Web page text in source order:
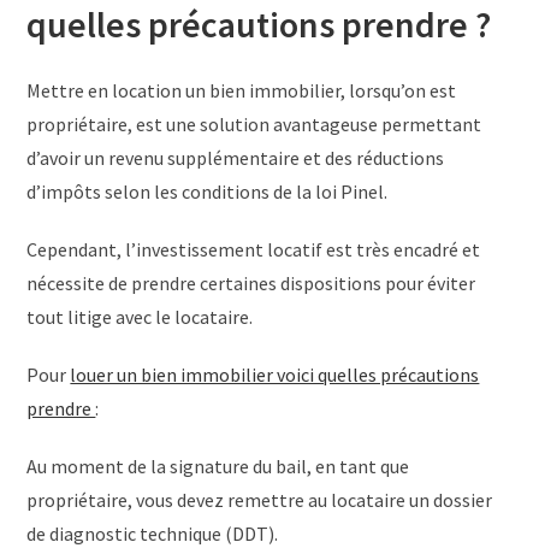
quelles précautions prendre ?
Mettre en location un bien immobilier, lorsqu’on est
propriétaire, est une solution avantageuse permettant
d’avoir un revenu supplémentaire et des réductions
d’impôts selon les conditions de la loi Pinel.
Cependant, l’investissement locatif est très encadré et
nécessite de prendre certaines dispositions pour éviter
tout litige avec le locataire.
Pour louer un bien immobilier voici quelles précautions
prendre:
Au moment de la signature du bail, en tant que
propriétaire, vous devez remettre au locataire un dossier
de diagnostic technique (DDT).